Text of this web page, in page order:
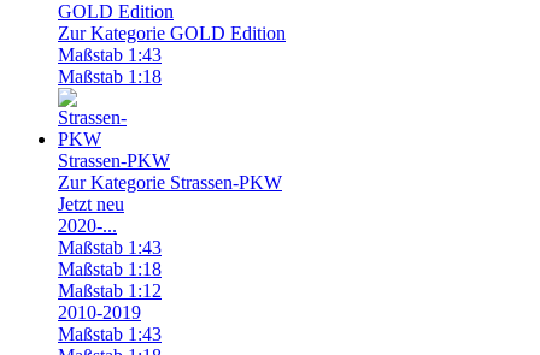
GOLD Edition
Zur Kategorie GOLD Edition
Maßstab 1:43
Maßstab 1:18
Strassen-PKW
Zur Kategorie Strassen-PKW
Jetzt neu
2020-...
Maßstab 1:43
Maßstab 1:18
Maßstab 1:12
2010-2019
Maßstab 1:43